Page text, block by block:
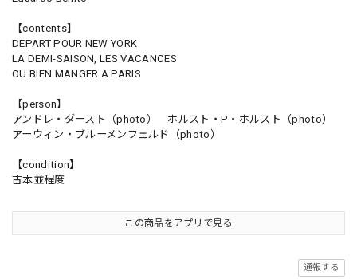
【contents】
DEPART POUR NEW YORK
LA DEMI-SAISON, LES VACANCES
OU BIEN MANGER A PARIS
【person】
アンドレ・ダースト（photo） ホルスト・P・ホルスト（photo）
アーウィン・ブルーメンフェルド（photo）
【condition】
古本並程度
この商品をアプリで見る
通報する